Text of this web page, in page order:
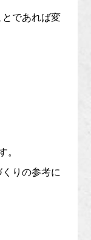
であれば変
。
りの参考に